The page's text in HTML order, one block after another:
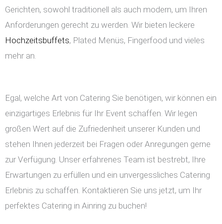
Gerichten, sowohl traditionell als auch modern, um Ihren
Anforderungen gerecht zu werden. Wir bieten leckere
Hochzeitsbuffets, Plated Menüs, Fingerfood und vieles
mehr an.
Egal, welche Art von Catering Sie benötigen, wir können ein
einzigartiges Erlebnis für Ihr Event schaffen. Wir legen
großen Wert auf die Zufriedenheit unserer Kunden und
stehen Ihnen jederzeit bei Fragen oder Anregungen gerne
zur Verfügung. Unser erfahrenes Team ist bestrebt, Ihre
Erwartungen zu erfüllen und ein unvergessliches Catering
Erlebnis zu schaffen. Kontaktieren Sie uns jetzt, um Ihr
perfektes Catering in Ainring zu buchen!